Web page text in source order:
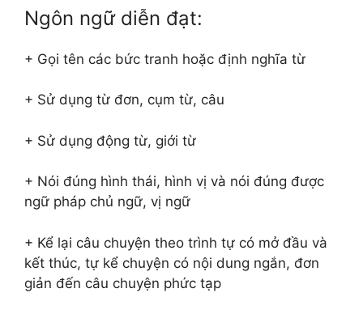
Ngôn ngữ diễn đạt:
+ Gọi tên các bức tranh hoặc định nghĩa từ
+ Sử dụng từ đơn, cụm từ, câu
+ Sử dụng động từ, giới từ
+ Nói đúng hình thái, hình vị và nói đúng được
ngữ pháp chủ ngữ, vị ngữ
+ Kể lại câu chuyện theo trình tự có mở đầu và
kết thúc, tự kể chuyện có nội dung ngắn, đơn
giản đến câu chuyện phức tạp